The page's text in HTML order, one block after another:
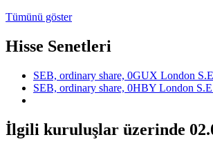
Tümünü göster
Hisse Senetleri
SEB, ordinary share, 0GUX London
SEB, ordinary share, 0HBY London
İlgili kuruluşlar üzerinde